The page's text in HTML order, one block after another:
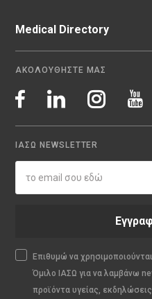
Medical Directory
ΑΚΟΛΟΥΘΗΣΤΕ ΜΑΣ
ΙΑΣΩ NEWSLETTER
Επιθυμώ να
Όμιλο ΙΑΣΩ για να λαμβάνω
προϊόντα υγείας,